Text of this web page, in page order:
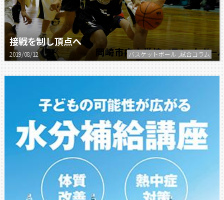
接戦を制し頂点へ
2019/08/12 バスケットボール ,試合コラム